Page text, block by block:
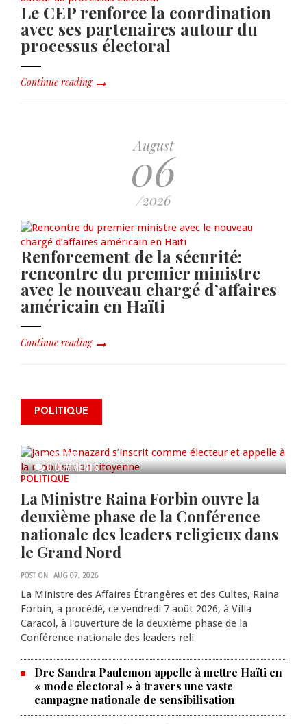
Le CEP renforce la coordination
avec ses partenaires autour du
processus électoral
Continue reading
August
06
/2026
Renforcement de la sécurité:
rencontre du premier ministre
avec le nouveau chargé d’affaires
américain en Haïti
Continue reading
POLITIQUE
0 COMMENTS
James Monazard s’inscrit comme
électeur et appelle à la
AUG 07, 2026
POLITIQUE
La Ministre Raina Forbin ouvre la
deuxième phase de la Conférence
nationale des leaders religieux dans
le Grand Nord
POST ON AUG 07, 2026
La Ministre des Affaires Étrangères et des Cultes, Raina
Forbin, a procédé, ce vendredi 7 août 2026, à Villa
Caracol, à l'ouverture de la deuxième phase de la
Conférence nationale des leaders reli
Dre Sandra Paulemon appelle à mettre Haïti en
« mode électoral » à travers une vaste
campagne nationale de sensibilisation